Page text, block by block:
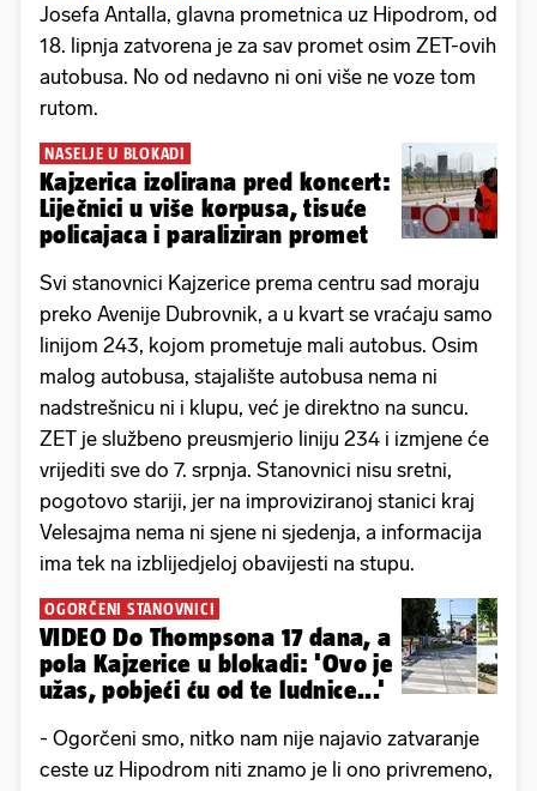
Josefa Antalla, glavna prometnica uz Hipodrom, od
18. lipnja zatvorena je za sav promet osim ZET-ovih
autobusa. No od nedavno ni oni više ne voze tom
rutom.
NASELJE U BLOKADI
Kajzerica izolirana pred koncert:
Liječnici u više korpusa, tisuće
policajaca i paraliziran promet
Svi stanovnici Kajzerice prema centru sad moraju
preko Avenije Dubrovnik, a u kvart se vraćaju samo
linijom 243, kojom prometuje mali autobus. Osim
malog autobusa, stajalište autobusa nema ni
nadstrešnicu ni i klupu, već je direktno na suncu.
ZET je službeno preusmjerio liniju 234 i izmjene će
vrijediti sve do 7. srpnja. Stanovnici nisu sretni,
pogotovo stariji, jer na improviziranoj stanici kraj
Velesajma nema ni sjene ni sjedenja, a informacija
ima tek na izblijedjeloj obavijesti na stupu.
OGORČENI STANOVNICI
VIDEO Do Thompsona 17 dana, a
pola Kajzerice u blokadi: 'Ovo je
užas, pobjeći ću od te ludnice...'
- Ogorčeni smo, nitko nam nije najavio zatvaranje
ceste uz Hipodrom niti znamo je li ono privremeno,